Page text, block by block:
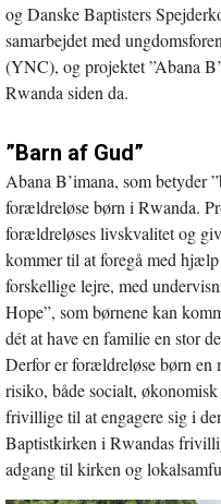
og Danske Baptisters
samarbejdet med
(YNC), og projektet ”Abana
Rwanda siden da.
”Barn af Gud”
Abana B’imana, som betyder
forældreløse børn i Rwanda.
forældreløses livskvalitet og
kommer til at foregå med
forskellige lejre, med
Hope”, som børnene kan
dét at have en familie en stor
Derfor er forældreløse børn en
risiko, både socialt,
frivillige til at engagere sig i
Baptistkirken i Rwandas
adgang til kirken og